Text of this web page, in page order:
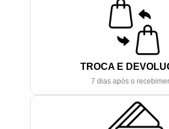
TROCA E
7 dias após o